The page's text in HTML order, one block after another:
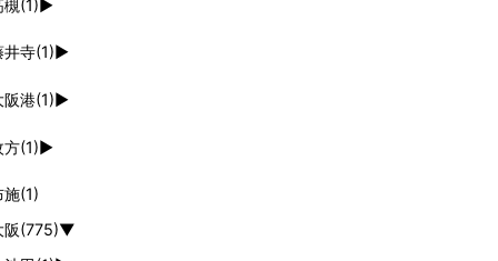
槻(1)►
井寺(1)►
阪港(1)►
方(1)►
施(1)
阪(775)▼